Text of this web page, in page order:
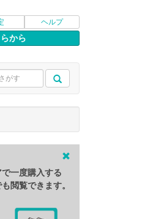
ヘルプ
から
一度購入する
閲覧できます。